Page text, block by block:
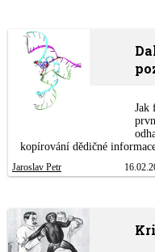
Jak
kopírování dědičné
Jaroslav Petr